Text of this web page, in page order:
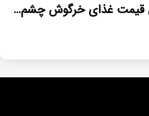
پایین ترین قیمت غذای خرگوش چشم اشکی